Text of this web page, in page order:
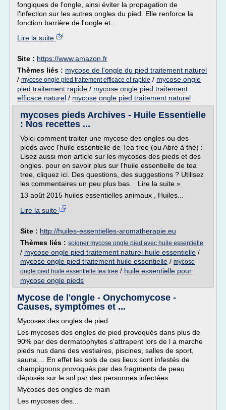
fongiques de l'ongle, ainsi éviter la propagation de
l'infection sur les autres ongles du pied. Elle renforce la
fonction barrière de l'ongle et...
Lire la suite
Site : https://www.amazon.fr
Thèmes liés : mycose de l'ongle du pied traitement naturel
/ mycose ongle pied traitement efficace et rapide / mycose ongle
pied traitement rapide / mycose ongle pied traitement
efficace naturel / mycose ongle pied traitement naturel
mycoses pieds Archives - Huile Essentielle
: Nos recettes ...
Voici comment traiter une mycose des ongles ou des
pieds avec l'huile essentielle de Tea tree (ou Abre à thé) :
Lisez aussi mon article sur les mycoses des pieds et des
ongles. pour en savoir plus sur l'huile essentielle de tea
tree, cliquez ici. Des questions, des suggestions ? Utilisez
les commentaires un peu plus bas. Lire la suite »
13 août 2015 huiles essentielles animaux , Huiles...
Lire la suite
Site : http://huiles-essentielles-aromatherapie.eu
Thèmes liés : soigner mycose ongle pied avec huile essentielle
/ mycose ongle pied traitement naturel huile essentielle /
mycose ongle pied traitement huile essentielle / mycose
ongle pied huile essentielle tea tree / huile essentielle pour
mycose ongle pieds
Mycose de l'ongle - Onychomycose -
Causes, symptômes et ...
Mycoses des ongles de pied
Les mycoses des ongles de pied provoqués dans plus de
90% par des dermatophytes s'attrapent lors de l a marche
pieds nus dans des vestiaires, piscines, salles de sport,
sauna.... En effet les sols de ces lieux sont infestés de
champignons provoqués par des fragments de peau
déposés sur le sol par des personnes infectées.
Mycoses des ongles de main
Les mycoses des...